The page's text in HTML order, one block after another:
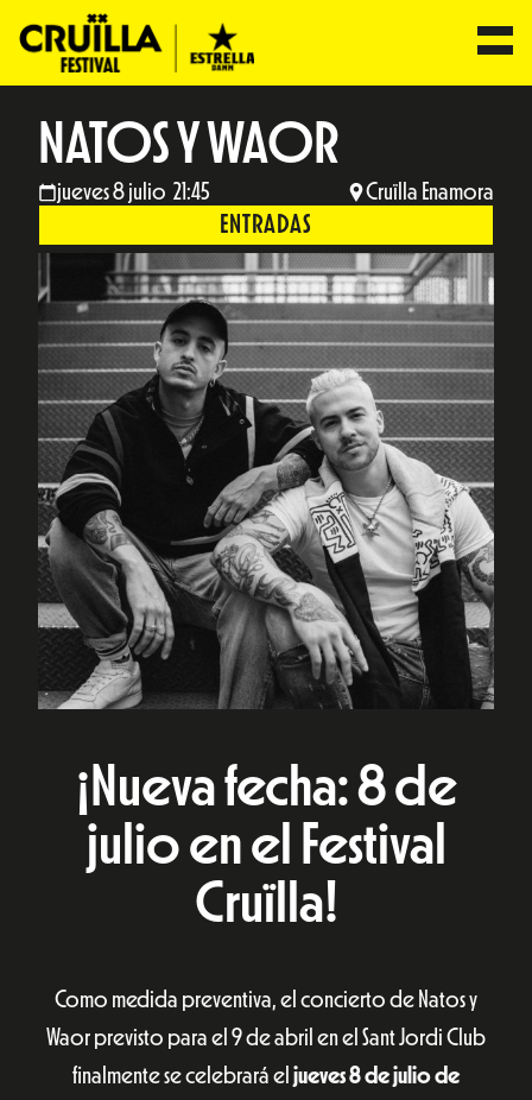
NATOS Y WAOR
jueves 8 julio 21:45 Cruïlla Enamora
ENTRADAS
¡Nueva fecha: 8 de
julio en el Festival
Cruïlla!
Como medida preventiva, el concierto de Natos y
Waor previsto para el 9 de abril en el Sant Jordi Club
finalmente se celebrará el jueves8de julio de